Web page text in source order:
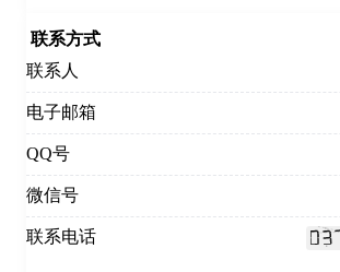
联系方式
联系人
电子邮箱
QQ号
微信号
联系电话